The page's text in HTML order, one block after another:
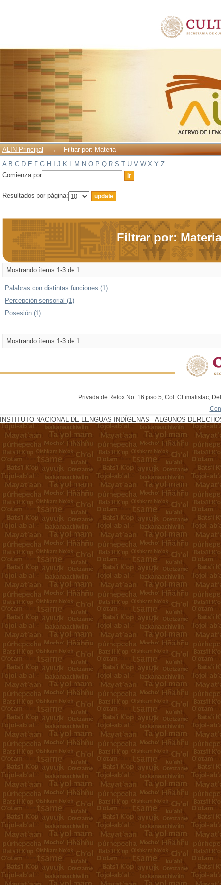
ALIN Principal →
Filtrar por: Materia
A B C D E F G H J K L M N O P Q R S T U V W X Y Z
Comienza por
Resultados por página:
Filtrar por: Materia
Mostrando ítems 1-3 de 1
Palabras con distintas funciones (1)
Percepción sensorial (1)
Posesión (1)
Mostrando ítems 1-3 de 1
Privada de Relox No. 16 piso 5, Col. Chimalistac,
INSTITUTO NACIONAL DE LENGUAS INDÍGENAS - ALGUNOS